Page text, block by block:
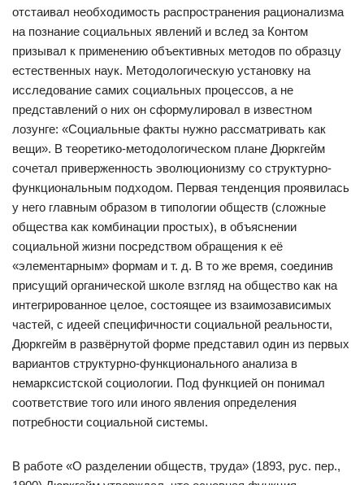
отстаивал необходимость распространения рационализма
на познание социальных явлений и вслед за Контом
призывал к применению объективных методов по образцу
естественных наук. Методологическую установку на
исследование самих социальных процессов, а не
представлений о них он сформулировал в известном
лозунге: «Социальные факты нужно рассматривать как
вещи». В теоретико-методологическом плане Дюркгейм
сочетал приверженность эволюционизму со структурно-
функциональным подходом. Первая тенденция проявилась
у него главным образом в типологии обществ (сложные
общества как комбинации простых), в объяснении
социальной жизни посредством обращения к её
«элементарным» формам и т. д. В то же время, соединив
присущий органической школе взгляд на общество как на
интегрированное целое, состоящее из взаимозависимых
частей, с идеей специфичности социальной реальности,
Дюркгейм в развёрнутой форме представил один из первых
вариантов структурно-функционального анализа в
немарксистской социологии. Под функцией он понимал
соответствие того или иного явления определения
потребности социальной системы.
В работе «О разделении обществ, труда» (1893, рус. пер.,